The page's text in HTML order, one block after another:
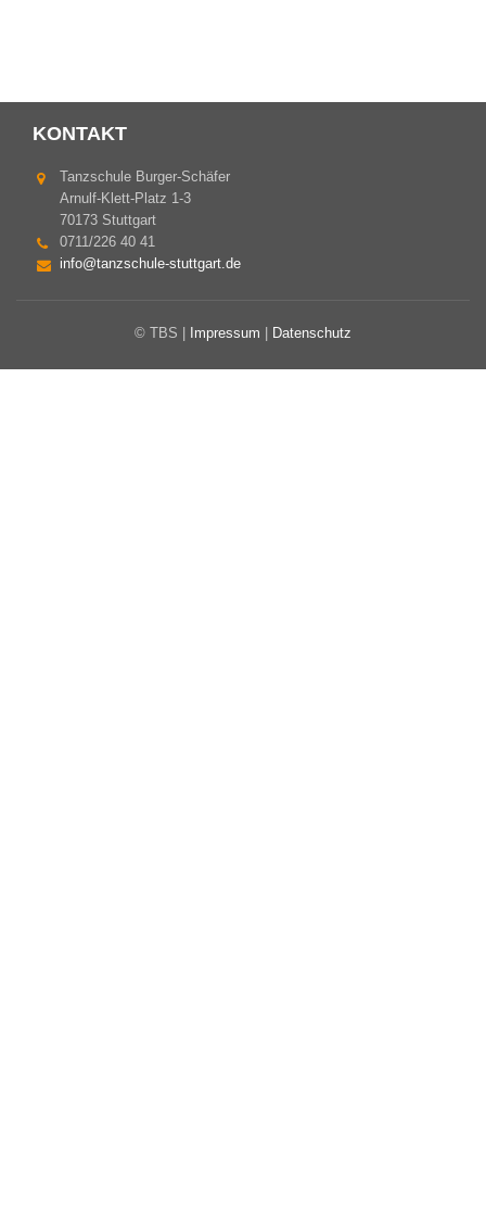
KONTAKT
Tanzschule Burger-Schäfer
Arnulf-Klett-Platz 1-3
70173 Stuttgart
0711/226 40 41
info@tanzschule-stuttgart.de
© TBS | Impressum | Datenschutz